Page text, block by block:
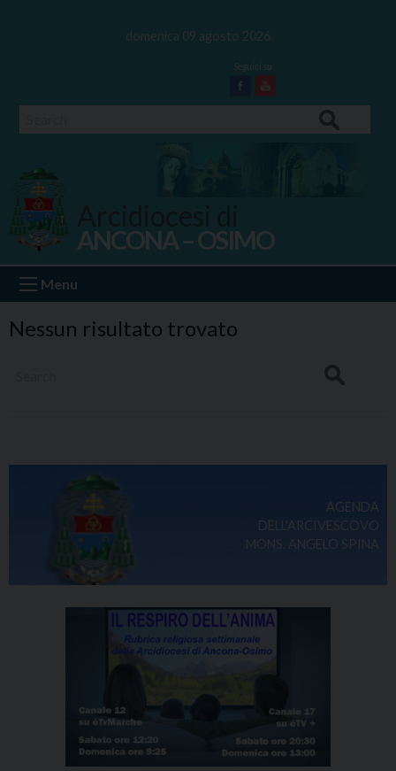
domenica 09 agosto 2026
Facebook
Youtube
Ancona Osimo
ANCONA – OSIMO
Menu
Nessun risultato trovato
AGENDA
DELL'ARCIVESCOVO
MONS. ANGELO SPINA